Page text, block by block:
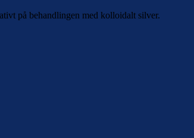
på behandlingen med kolloidalt silver.